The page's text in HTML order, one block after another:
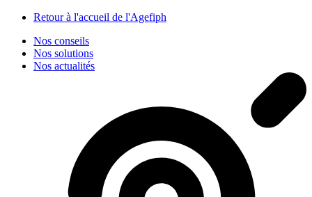
Retour à l'accueil de l'Agefiph
Nos conseils
Nos solutions
Nos actualités